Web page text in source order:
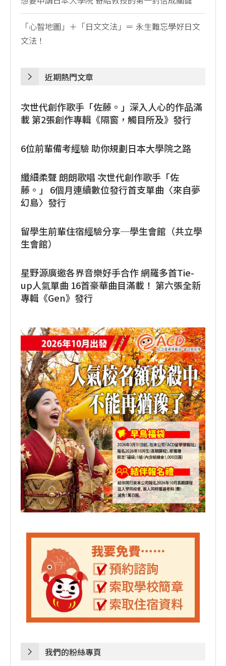
「心智地圖」＋「日文文法」＝ 永生難忘學好日文
文法！
近期熱門文章
次世代創作歌手「佐藤。」深入人心的作品滿
載 第2張創作專輯《隔窗，觸目所及》發行
6位前輩備考經驗 助你規劃日本大學院之路
纖細柔聲 朗朗歌唱 次世代創作歌手「佐
藤。」 6個月連續數位發行首支單曲〈來自夢
幻島〉發行
留學生前輩住宿經驗分享─學生會館（共立學
生會館）
星野源廣邀各界音樂好手合作 網羅多首Tie-
up人氣單曲 16首豪華曲目滿載！ 第六張全新
專輯《Gen》發行
我們的粉絲專頁